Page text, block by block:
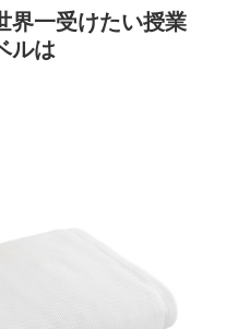
界一受けたい授業
ルは